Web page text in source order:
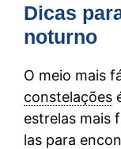
Dicas
noturno
O meio mais
constelações
estrelas mais
las para